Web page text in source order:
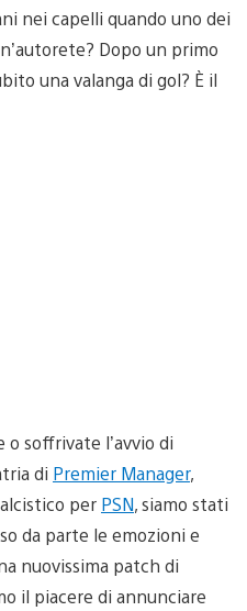
nei capelli quando uno dei
Dopo un primo
una valanga di gol? È il
soffrivate l’avvio di
di Premier Manager,
per PSN, siamo stati
da parte le emozioni e
nuovissima patch di
il piacere di annunciare